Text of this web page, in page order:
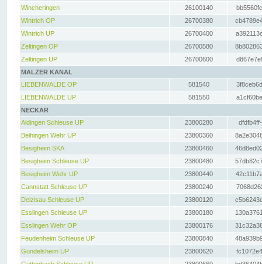
Wincheringen
26100140
Wintrich OP
26700380
Wintrich UP
26700400
Zeltingen OP
26700580
Zeltingen UP
26700600
MALZER KANAL
LIEBENWALDE OP
581540
LIEBENWALDE UP
581550
NECKAR
Aldingen Schleuse UP
23800280
Beihingen Wehr UP
23800360
Besigheim SKA
23800460
Besigheim Schleuse UP
23800480
Besigheim Wehr UP
23800440
Cannstatt Schleuse UP
23800240
Deizisau Schleuse UP
23800120
Esslingen Schleuse UP
23800180
Esslingen Wehr OP
23800176
Feudenheim Schleuse UP
23800840
Gundelsheim UP
23800620